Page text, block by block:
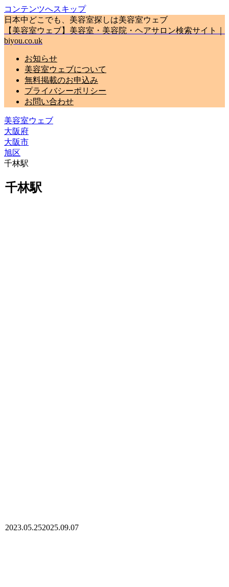
コンテンツへスキップ
日本中どこでも、美容室探しは美容室ウェブ
【美容室ウェブ】美容室・美容院・ヘアサロン検索サイト｜
biyou.co.uk
お知らせ
美容室ウェブについて
無料掲載のお申込み
プライバシーポリシー
お問い合わせ
美容室ウェブ
大阪府
大阪市
旭区
千林駅
千林駅
2023.05.252025.09.07